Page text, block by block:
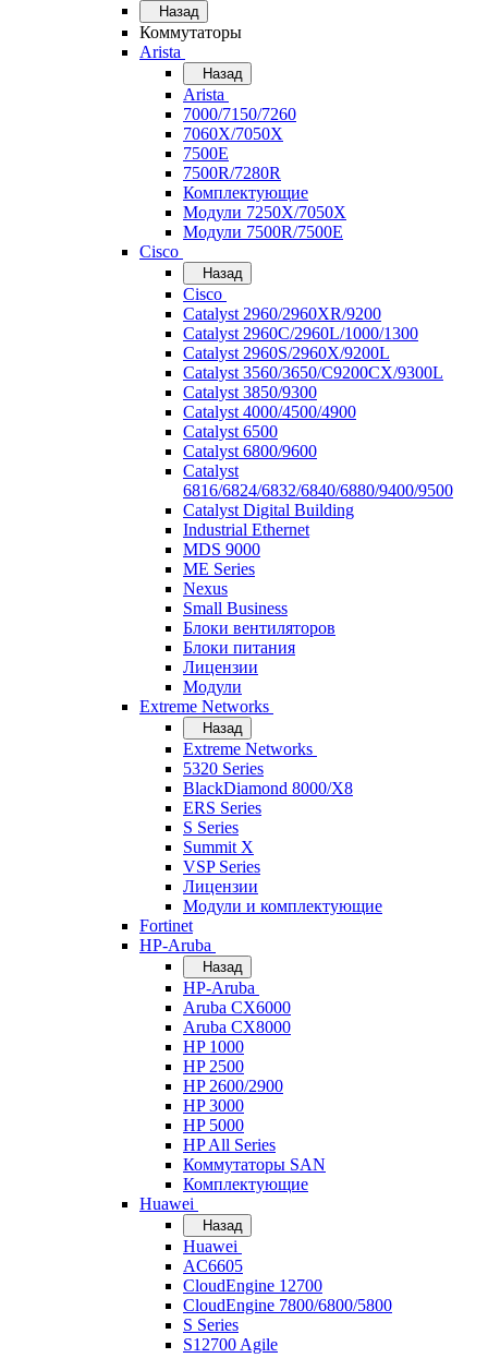
Назад
Коммутаторы
Arista
Назад
Arista
7000/7150/7260
7060X/7050X
7500E
7500R/7280R
Комплектующие
Модули 7250X/7050X
Модули 7500R/7500E
Cisco
Назад
Cisco
Catalyst 2960/2960XR/9200
Catalyst 2960C/2960L/1000/1300
Catalyst 2960S/2960X/9200L
Catalyst 3560/3650/C9200CX/9300L
Catalyst 3850/9300
Catalyst 4000/4500/4900
Catalyst 6500
Catalyst 6800/9600
Catalyst
6816/6824/6832/6840/6880/9400/9500
Catalyst Digital Building
Industrial Ethernet
MDS 9000
ME Series
Nexus
Small Business
Блоки вентиляторов
Блоки питания
Лицензии
Модули
Extreme Networks
Назад
Extreme Networks
5320 Series
BlackDiamond 8000/X8
ERS Series
S Series
Summit X
VSP Series
Лицензии
Модули и комплектующие
Fortinet
HP-Aruba
Назад
HP-Aruba
Aruba CX6000
Aruba CX8000
HP 1000
HP 2500
HP 2600/2900
HP 3000
HP 5000
HP All Series
Коммутаторы SAN
Комплектующие
Huawei
Назад
Huawei
AC6605
CloudEngine 12700
CloudEngine 7800/6800/5800
S Series
S12700 Agile